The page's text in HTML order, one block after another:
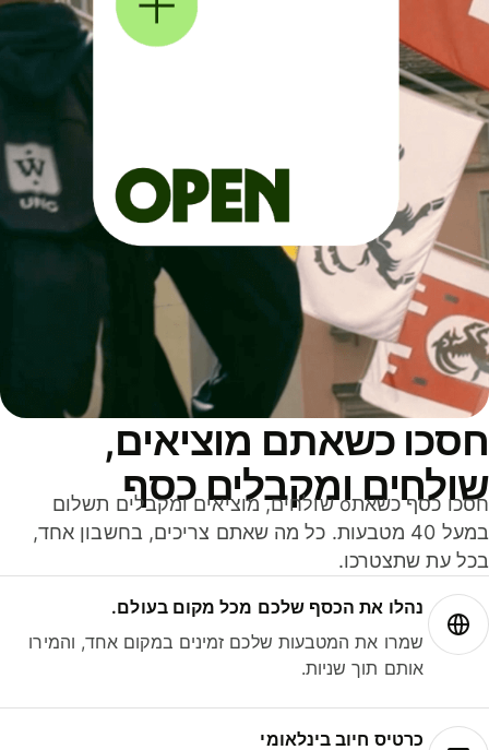
כשאתם מוציאים,
ומקבלים כסף
חסכו כסף כשאתo שולחים, מוציאים ומקבלים תשלום
במעל 40 מטבעות. כל מה שאתם צריכים, בחשבון אחד,
עת שתצטרכו.
נהלו את הכסף שלכם מכל מקום בעולם.
שמרו את המטבעות שלכם זמינים במקום אחד, והמירו
אותם תוך שניות.
כרטיס חיוב בינלאומי